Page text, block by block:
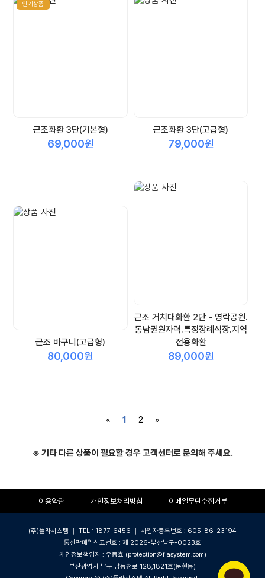
인기상품
근조화환 3단(기본형)
69,000원
근조화환 3단(고급형)
79,000원
근조 바구니(고급형)
80,000원
근조 거치대화환 2단 - 영락공원.
동남권원자력.특정장례식장.지역
전용화환
89,000원
« 1 2 »
※ 기타 다른 상품이 필요할 경우 고객센터로 문의해 주세요.
이용약관 개인정보처리방침 이메일무단수집거부
(주)플라시스템 ｜ TEL : 1877-6456 ｜ 사업자등록번호 : 605-86-23194
통신판매업신고번호 : 제 2026-부산남구-0023호
개인정보책임자 : 우동효 (protection@flasystem.com)
부산광역시 남구 남동천로 128,1821호(문현동)